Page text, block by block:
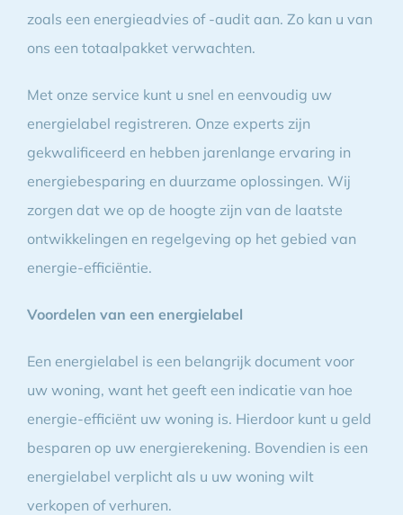
zoals een energieadvies of -audit aan. Zo kan u van
ons een totaalpakket verwachten.
Met onze service kunt u snel en eenvoudig uw
energielabel registreren. Onze experts zijn
gekwalificeerd en hebben jarenlange ervaring in
energiebesparing en duurzame oplossingen. Wij
zorgen dat we op de hoogte zijn van de laatste
ontwikkelingen en regelgeving op het gebied van
energie-efficiëntie.
Voordelen van een energielabel
Een energielabel is een belangrijk document voor
uw woning, want het geeft een indicatie van hoe
energie-efficiënt uw woning is. Hierdoor kunt u geld
besparen op uw energierekening. Bovendien is een
energielabel verplicht als u uw woning wilt
verkopen of verhuren.